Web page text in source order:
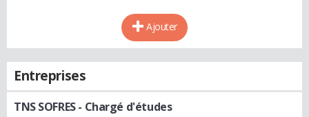
Ajouter
Entreprises
TNS SOFRES- Chargé d'études